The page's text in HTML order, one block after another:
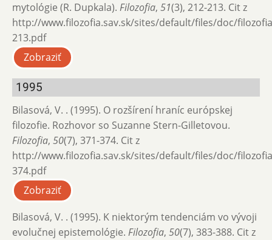
mytológie (R. Dupkala). Filozofia, 51(3), 212-213. Cit z
http://www.filozofia.sav.sk/sites/default/files/doc/
213.pdf
Zobraziť
1995
Bilasová, V. . (1995). O rozšírení hraníc európskej
filozofie. Rozhovor so Suzanne Stern-Gilletovou.
Filozofia, 50(7), 371-374. Cit z
http://www.filozofia.sav.sk/sites/default/files/doc/
374.pdf
Zobraziť
Bilasová, V. . (1995). K niektorým tendenciám vo vývoji
evolučnej epistemológie. Filozofia, 50(7), 383-388. Cit z